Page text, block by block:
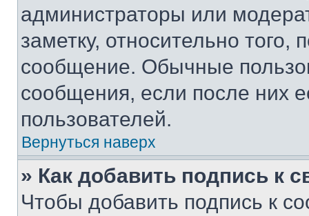
администраторы или
заметку, относительно
сообщение. Обычные
сообщения, если после них
пользователей.
Вернуться наверх
» Как добавить подпись к
Чтобы добавить подпись к